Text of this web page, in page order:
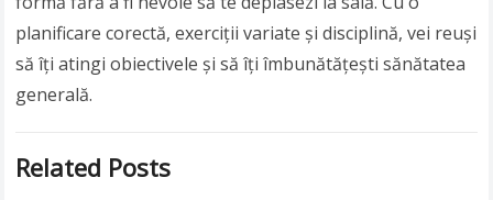
planificare corectă, exerciții variate și disciplină, vei reuși
să îți atingi obiectivele și să îți îmbunătățești sănătatea
generală.
Related Posts